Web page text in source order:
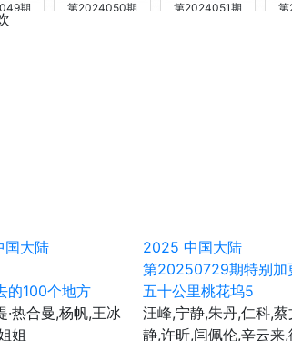
期 第2024050期 第2024051期
期 第20240100期
期 第20240105期 第20240106期
期 第20240111期 第20240112期
期 第20240117期 第20240118期
国大陆
的100个地方
·热合曼,杨帆,王冰
姐
2025 中国大陆
第20250729期特别加
五十公里桃花坞5
汪峰,宁静,朱丹,仁科,蔡
静,许昕,闫佩伦,辛云来,